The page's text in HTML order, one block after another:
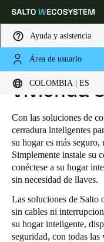
Ayuda y asistencia
Área de usuario
COLOMBIA | ES
Elija su ubicación y
Colombia Español
Español
Colombia
HOME INDUSTRIAS
VIVIENDA
Vivienda
Con las soluciones de
cerradura inteligentes
su hogar es más
Simplemente instale su
conéctese a su hogar
sin necesidad de llaves.
Las soluciones de Salto
sin cables ni
su hogar inteligente,
seguridad, con todas las